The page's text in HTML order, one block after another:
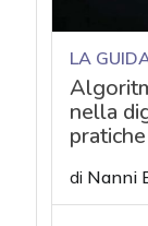
LA
nella
pratiche
di Nanni